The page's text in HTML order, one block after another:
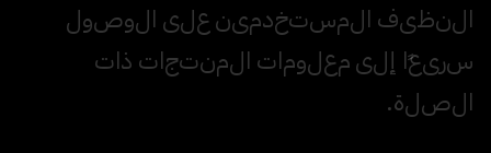
النظيف المستخدمينعلى الوصول
سريعا إلىمعلومات المنتجات ذات
الصلة.